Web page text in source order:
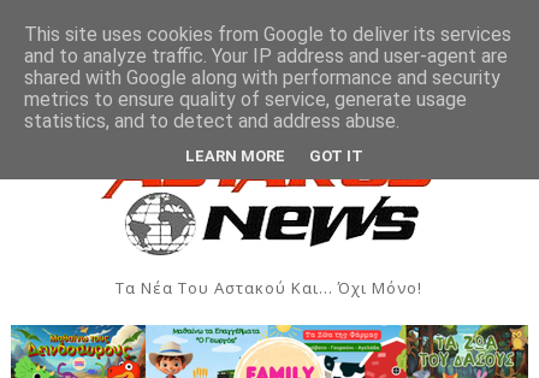
Ιονίου ΞΗΡΌΜΕΡΟ Μύτικας: Χρηματική συνεισφορά
Τα Νέα Του Αστακού Και... Όχι Μόνο!
This site uses cookies from Google to deliver its services
and to analyze traffic. Your IP address and user-agent are
shared with Google along with performance and security
metrics to ensure quality of service, generate usage
statistics, and to detect and address abuse.
LEARN MORE GOT IT